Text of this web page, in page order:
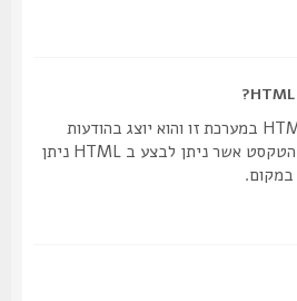
לא. אין אפשרות לשלוח HTML במערכת זו והוא יוצג בהודעות
בתור HTML. רוב עיצובי הטקסט אשר ניתן לבצע ב HTML ניתן